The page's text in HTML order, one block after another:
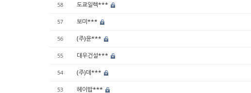
58 도쿄일렉***
57 보미***
56 (주)윤***
55 대우건설***
54 (주)데***
53 헤이밥***